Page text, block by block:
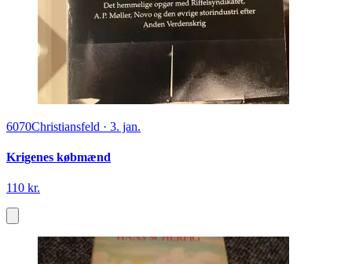
6070Christiansfeld · 3. jan.
Krigenes købmænd
110 kr.